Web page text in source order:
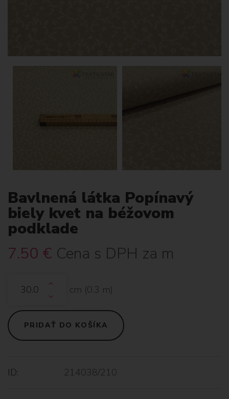
Bavlnená látka Popínavý
biely kvet na béžovom
podklade
7.50 € Cena s DPH za m
cm (0.3 m)
PRIDAŤ DO KOŠÍKA
ID: 214038/210